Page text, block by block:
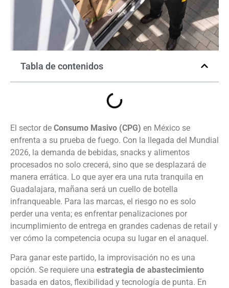
Tabla de contenidos
El sector de Consumo Masivo (CPG) en México se
enfrenta a su prueba de fuego. Con la llegada del Mundial
2026, la demanda de bebidas, snacks y alimentos
procesados no solo crecerá, sino que se desplazará de
manera errática. Lo que ayer era una ruta tranquila en
Guadalajara, mañana será un cuello de botella
infranqueable. Para las marcas, el riesgo no es solo
perder una venta; es enfrentar penalizaciones por
incumplimiento de entrega en grandes cadenas de retail y
ver cómo la competencia ocupa su lugar en el anaquel.
Para ganar este partido, la improvisación no es una
opción. Se requiere una estrategia de abastecimiento
basada en datos, flexibilidad y tecnología de punta. En